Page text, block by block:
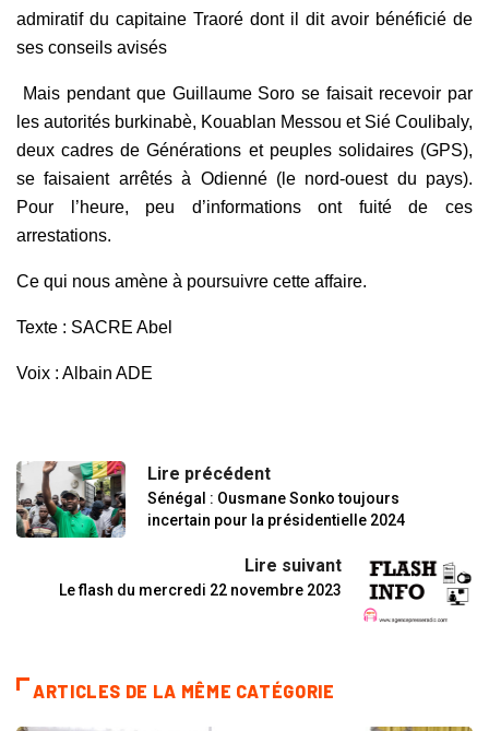
admiratif du capitaine Traoré dont il dit avoir bénéficié de
ses conseils avisés
Mais pendant que Guillaume Soro se faisait recevoir par
les autorités burkinabè, Kouablan Messou et Sié Coulibaly,
deux cadres de Générations et peuples solidaires (GPS),
se faisaient arrêtés à Odienné (le nord-ouest du pays).
Pour l’heure, peu d’informations ont fuité de ces
arrestations.
Ce qui nous amène à poursuivre cette affaire.
Texte : SACRE Abel
Voix : Albain ADE
Lire précédent
Sénégal : Ousmane Sonko toujours
incertain pour la présidentielle 2024
Lire suivant
Le flash du mercredi 22 novembre 2023
ARTICLES DE LA MÊME CATÉGORIE